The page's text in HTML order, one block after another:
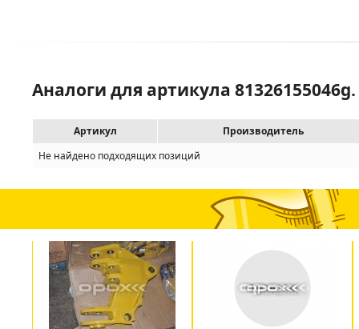
Аналоги для артикула
Артикул
Производитель
Не найдено подходящих позиций